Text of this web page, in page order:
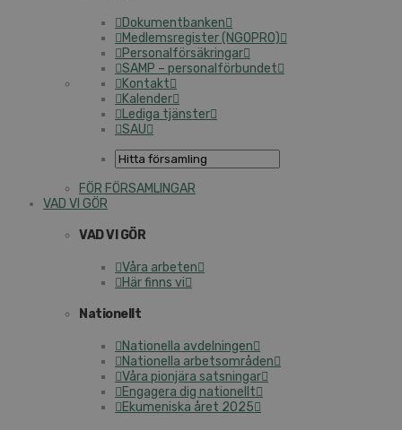
Dokumentbanken
Medlemsregister (NGOPRO)
Personalförsäkringar
SAMP – personalförbundet
Kontakt
Kalender
Lediga tjänster
SAU
FÖR FÖRSAMLINGAR
VAD VI GÖR
VAD VI GÖR
Våra arbeten
Här finns vi
Nationellt
Nationella avdelningen
Nationella arbetsområden
Våra pionjära satsningar
Engagera dig nationellt
Ekumeniska året 2025